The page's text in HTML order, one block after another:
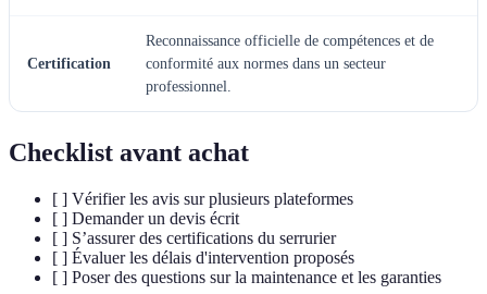
Certification
Reconnaissance officielle de compétences et de
conformité aux normes dans un secteur
professionnel.
Checklist avant achat
[ ] Vérifier les avis sur plusieurs plateformes
[ ] Demander un devis écrit
[ ] S’assurer des certifications du serrurier
[ ] Évaluer les délais d'intervention proposés
[ ] Poser des questions sur la maintenance et les garanties